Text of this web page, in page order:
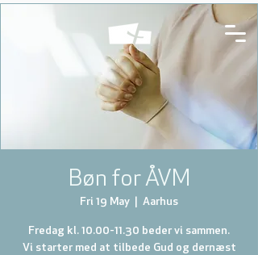
Bøn for ÅVM
Fri 19 May Aarhus
Fredag kl. 10.00-11.30 beder vi sammen.
Vi starter med at tilbede Gud og dernæst